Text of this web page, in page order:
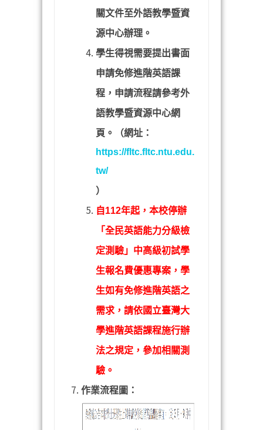
關文件至外語教學暨資
源中心辦理。
學生得視需要提出書面
申請免修進階英語課
程，申請流程請參考外
語教學暨資源中心網
頁。（網址：
https://fltc.fltc.ntu.edu.
tw/
）
自112年起，本校停辦
「全民英語能力分級檢
定測驗」中高級初試學
生報名費優惠專案，學
生如有免修進階英語之
需求，請依國立臺灣大
學進階英語課程施行辦
法之規定，參加相關測
驗。
作業流程圖：